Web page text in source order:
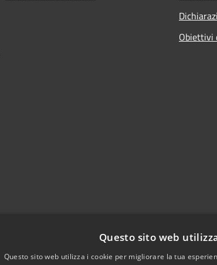
Obiettivi
Questo sito web
Questo sito web utilizza i cookie per migliorare la tua